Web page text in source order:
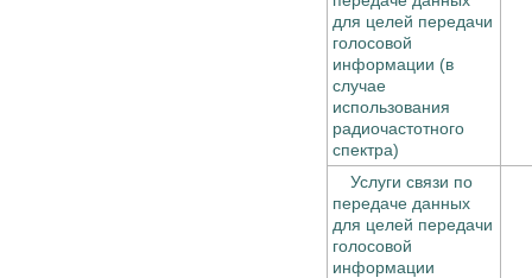
для целей передачи
голосовой
информации (в
случае
использования
радиочастотного
спектра)
Услуги связи по
передаче данных
для целей передачи
голосовой
информации